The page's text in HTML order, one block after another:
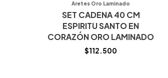
Aretes Oro Laminado
SET CADENA 40 CM
ESPIRITU SANTO EN
CORAZÓN ORO LAMINADO
$112.500